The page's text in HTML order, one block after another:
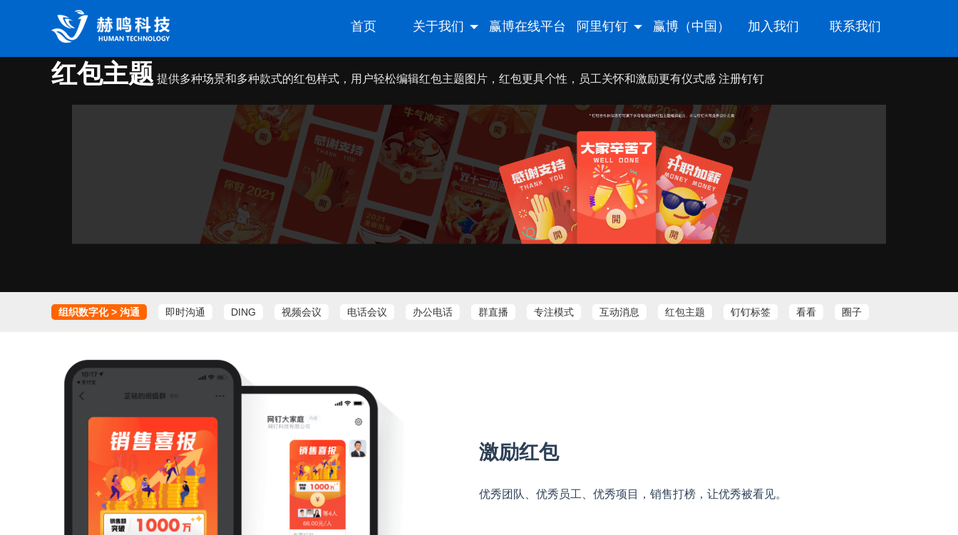
首页 关于我们 赢博在线平台 阿里钉钉 赢博（中国） 加入我们 联系我们
红包主题 提供多种场景和多种款式的红包样式，用户轻松编辑红包主题图片，红包更具个性，员工关怀和激励更有仪式感 注册钉钉
组织数字化 > 沟通 即时沟通 DING 视频会议 电话会议 办公电话 群直播 专注模式 互动消息 红包主题 钉钉标签 看看 圈子
激励红包
优秀团队、优秀员工、优秀项目，销售打榜，让优秀被看见。